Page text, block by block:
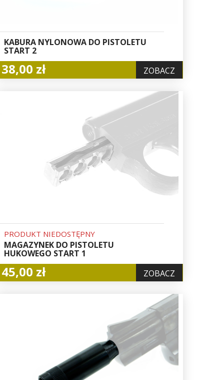
KABURA NYLONOWA DO PISTOLETU
START 2
38,00 zł ZOBACZ
PRODUKT NIEDOSTĘPNY
MAGAZYNEK DO PISTOLETU
HUKOWEGO START 1
45,00 zł ZOBACZ